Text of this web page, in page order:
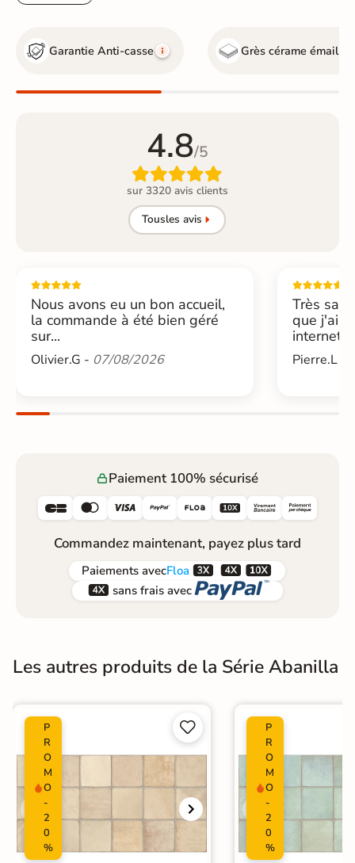
Garantie Anti-casse Grès cérame émaillé
4.8/5

sur 3320 avis clients
Tousles avis
Nous avons eu un bon accueil,
la commande à été bien géré
sur...
Olivier.G - 07/08/2026
Très
que j'ai
internet....
Pierre.L -
Paiement 100% sécurisé
     
Commandez maintenant, payez plus tard
Paiements avecFloa  
 sans frais avec 
Les autres produits de la Série Abanilla
P
R
O
M
O
-
2
0
%


P
R
O
M
O
-
2
0
%